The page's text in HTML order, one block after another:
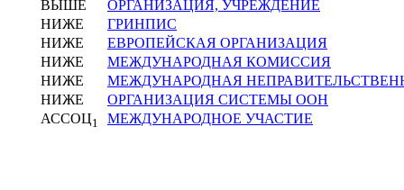
ВЫШЕ
ОРГАНИЗАЦИЯ, УЧРЕЖДЕНИЕ
НИЖЕ
ГРИНПИС
НИЖЕ
ЕВРОПЕЙСКАЯ ОРГАНИЗАЦИЯ
НИЖЕ
МЕЖДУНАРОДНАЯ КОМИССИЯ
НИЖЕ
МЕЖДУНАРОДНАЯ
НИЖЕ
ОРГАНИЗАЦИЯ СИСТЕМЫ ООН
АССОЦ1 МЕЖДУНАРОДНОЕ УЧАСТИЕ